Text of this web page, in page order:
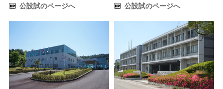
公設試のページへ
公設試のページへ